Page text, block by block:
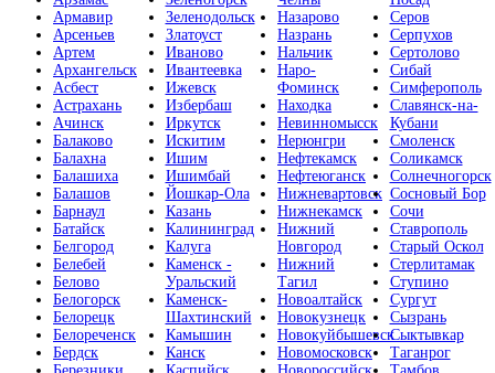
Армавир
Арсеньев
Артем
Архангельск
Асбест
Астрахань
Ачинск
Балаково
Балахна
Балашиха
Балашов
Барнаул
Батайск
Белгород
Белебей
Белово
Белогорск
Белорецк
Белореченск
Бердск
Зеленодольск
Златоуст
Иваново
Ивантеевка
Ижевск
Избербаш
Иркутск
Искитим
Ишим
Ишимбай
Йошкар-Ола
Казань
Калининград
Калуга
Каменск -
Уральский
Каменск-
Шахтинский
Камышин
Канск
Назарово
Назрань
Нальчик
Наро-
Фоминск
Находка
Невинномысск
Нерюнгри
Нефтекамск
Нефтеюганск
Нижневартовск
Нижнекамск
Нижний
Новгород
Нижний
Тагил
Новоалтайск
Новокузнецк
Новокуйбышевск
Новомосковск
Серов
Серпухов
Сертолово
Сибай
Симферополь
Славянск-на-
Кубани
Смоленск
Соликамск
Солнечногорск
Сосновый Бор
Сочи
Ставрополь
Старый Оскол
Стерлитамак
Ступино
Сургут
Сызрань
Сыктывкар
Таганрог